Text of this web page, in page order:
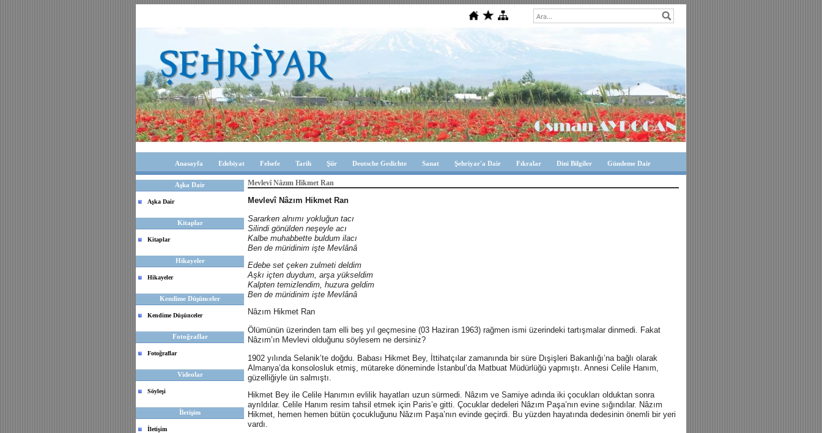
Anasayfa Edebiyat Felsefe Tarih Şiir Deutsche Gedichte Sanat Şehriyar'a Dair Fıkralar Dini Bilgiler Gündeme Dair
Aşka Dair
Aşka Dair
Kitaplar
Kitaplar
Hikayeler
Hikayeler
Kendime Düşünceler
Kendime Düşünceler
Fotoğraflar
Fotoğraflar
Videolar
Söyleşi
İletişim
İletişim
Mevlevî Nâzım Hikmet Ran
Mevlevî Nâzım Hikmet Ran
Sararken alnımı yokluğun tacı
Silindi gönülden neşeyle acı
Kalbe muhabbette buldum ilacı
Ben de müridinim işte Mevlânâ
Edebe set çeken zulmeti deldim
Aşkı içten duydum, arşa yükseldim
Kalpten temizlendim, huzura geldim
Ben de müridinim işte Mevlânâ
Nâzım Hikmet Ran
Ölümünün üzerinden tam elli beş yıl geçmesine (03 Haziran 1963) rağmen ismi üzerindeki tartışmalar dinmedi. Fakat
Nâzım’ın Mevlevi olduğunu söylesem ne dersiniz?
1902 yılında Selanik’te doğdu. Babası Hikmet Bey, İttihatçılar zamanında bir süre Dışişleri Bakanlığı’na bağlı olarak
Almanya’da konsolosluk etmiş, mütareke döneminde İstanbul’da Matbuat Müdürlüğü yapmıştı. Annesi Celile Hanım,
güzelliğiyle ün salmıştı.
Hikmet Bey ile Celile Hanımın evlilik hayatları uzun sürmedi. Nâzım ve Samiye adında iki çocukları olduktan sonra
ayrıldılar. Celile Hanım resim tahsil etmek için Paris’e gitti. Çocuklar dedeleri Nâzım Paşa’nın evine sığındılar. Nâzım
Hikmet, hemen hemen bütün çocukluğunu Nâzım Paşa’nın evinde geçirdi. Bu yüzden hayatında dedesinin önemli bir yeri
vardı.